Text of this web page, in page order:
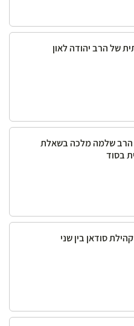
של הרב יהודה לאון
הרב שלמה מלכה בשאלת
בסוד
סודאן בין שני